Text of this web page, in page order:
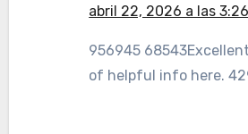
abril 22, 2026 a las
956945
of helpful info here.